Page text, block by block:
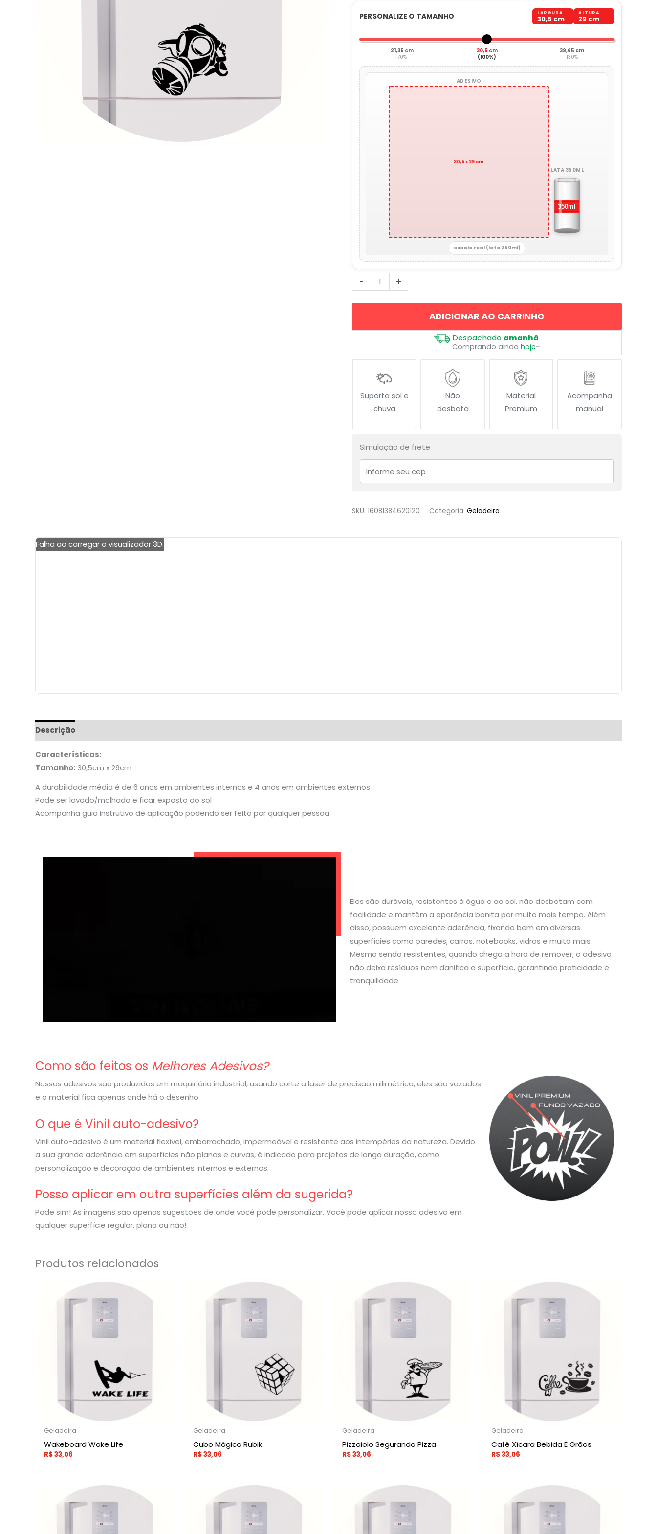
PERSONALIZE O TAMANHO LARGURA
30,5 cm
ALTURA
29 cm
21,35 cm
70%
30,5 cm
(100%)
39,65 cm
130%
ADESIVO
30,5 x 29 cm
LATA 350ML
escala real (lata 350ml)
-
Máscara
de
Gás
+
ADICIONAR AO CARRINHO
Despachado amanhã
Comprando ainda hoje**
Suporta sol e
chuva
Não
desbota
Material
Premium
Acompanha
manual
Simulação de frete
SKU: 16081384620120 Categoria: Geladeira
Falha ao carregar o visualizador 3D.
Descrição
Características:
Tamanho: 30,5cm x 29cm
A durabilidade média é de 6 anos em ambientes internos e 4 anos em ambientes externos
Pode ser lavado/molhado e ficar exposto ao sol
Acompanha guia instrutivo de aplicação podendo ser feito por qualquer pessoa
Eles são duráveis, resistentes à água e ao sol, não desbotam com
facilidade e mantêm a aparência bonita por muito mais tempo. Além
disso, possuem excelente aderência, fixando bem em diversas
superfícies como paredes, carros, notebooks, vidros e muito mais.
Mesmo sendo resistentes, quando chega a hora de remover, o adesivo
não deixa resíduos nem danifica a superfície, garantindo praticidade e
tranquilidade.
Como são feitos os Melhores Adesivos?
Nossos adesivos são produzidos em maquinário industrial, usando corte a laser de precisão milimétrica, eles são vazados
e o material fica apenas onde há o desenho.
O que é Vinil auto-adesivo?
Vinil auto-adesivo é um material flexível, emborrachado, impermeável e resistente aos intempéries da natureza. Devido
a sua grande aderência em superfícies não planas e curvas, é indicado para projetos de longa duração, como
personalização e decoração de ambientes internos e externos.
Posso aplicar em outra superfícies além da sugerida?
Pode sim! As imagens são apenas sugestões de onde você pode personalizar. Você pode aplicar nosso adesivo em
qualquer superfície regular, plana ou não!
Produtos relacionados
Geladeira
Wakeboard Wake Life
R$33,06
Geladeira
Cubo Mágico Rubik
R$33,06
Geladeira
Pizzaiolo Segurando Pizza
R$33,06
Geladeira
Café Xícara Bebida E Grãos
R$33,06